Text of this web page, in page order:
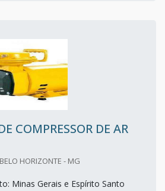
COMPRESSOR DE AR
HORIZONTE - MG
Minas Gerais e Espírito Santo